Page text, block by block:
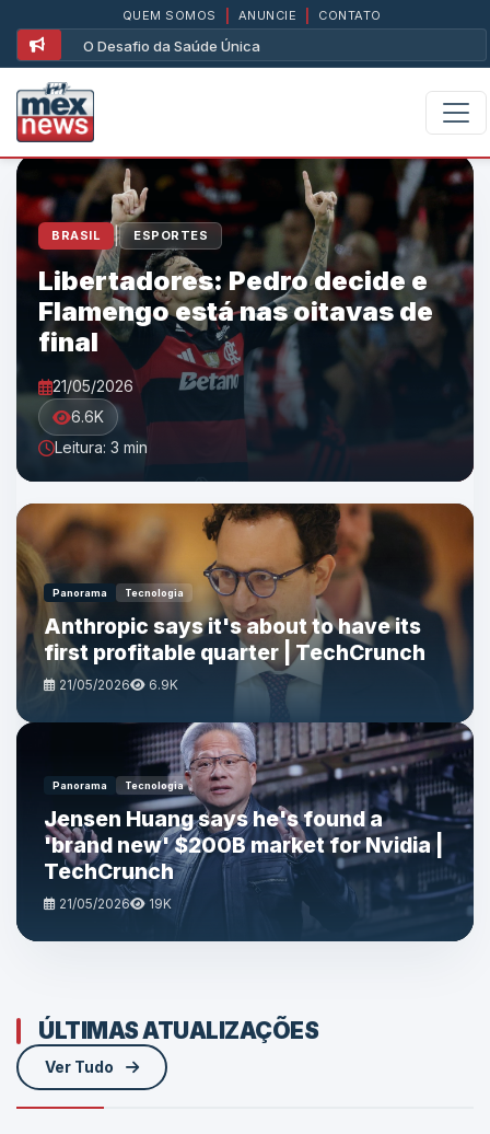
O Desafio da Saúde Única
QUEM SOMOS ANUNCIE CONTATO
BRASIL | ESPORTES
Libertadores: Pedro decide e
Flamengo está nas oitavas de
final
21/05/2026
6.6K
Leitura: 3 min
Panorama Tecnologia
Anthropic says it's about to have its
first profitable quarter | TechCrunch
21/05/2026 6.9K
Panorama Tecnologia
Jensen Huang says he's found a
'brand new' $200B market for Nvidia |
TechCrunch
21/05/2026 19K
ÚLTIMAS ATUALIZAÇÕES
Ver Tudo